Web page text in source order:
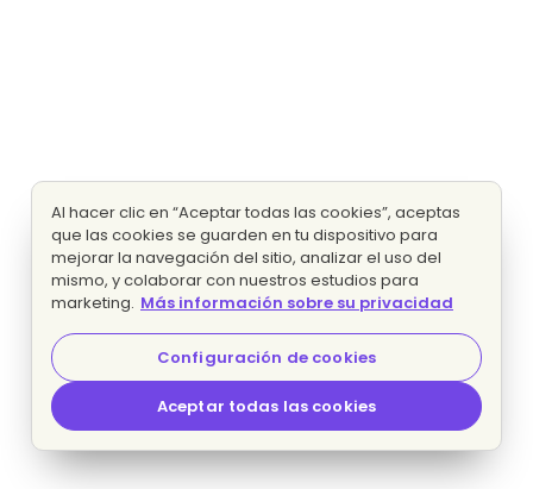
Al hacer clic en “Aceptar todas las cookies”, aceptas
que las cookies se guarden en tu dispositivo para
mejorar la navegación del sitio, analizar el uso del
mismo, y colaborar con nuestros estudios para
marketing. Más información sobre su privacidad
Configuración de cookies
Aceptar todas las cookies